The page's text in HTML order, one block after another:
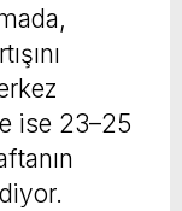
ise 23–25